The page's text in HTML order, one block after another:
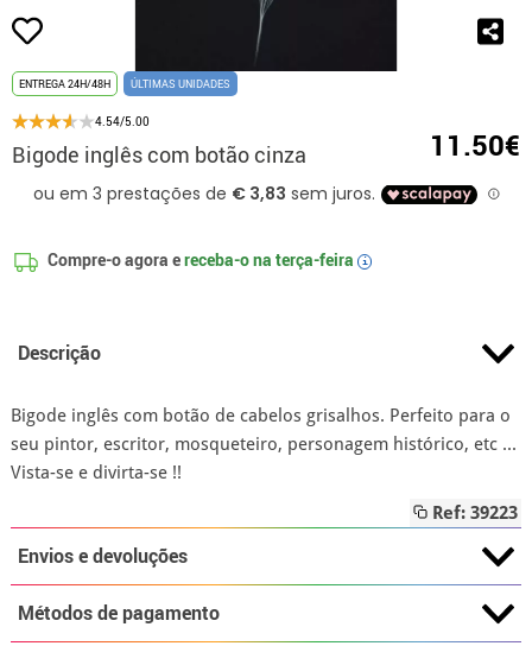
ENTREGA 24H/48H ÚLTIMAS UNIDADES
4.54/5.00
Bigode inglês com botão cinza 11.50€
Compre-o agora ereceba-o na terça-feira i
Descrição
Bigode inglês com botão de cabelos grisalhos. Perfeito para o
seu pintor, escritor, mosqueteiro, personagem histórico, etc ...
Vista-se e divirta-se !!
Ref: 39223
Envios e devoluções
Métodos de pagamento